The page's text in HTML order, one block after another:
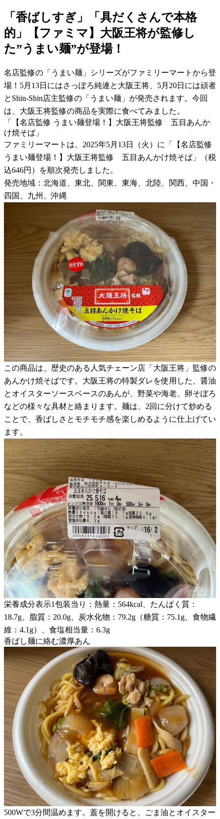
「香ばしすぎ」「具だくさんで本格
的」【ファミマ】大阪王将が監修し
た”うまい麺”が登場！
名店監修の「うまい麺」シリーズがファミリーマートから登
場！5月13日にはさっぽろ純連と大阪王将、5月20日には頑者
とShin-Shin店主監修の「うまい麺」が発売されます。今回
は、大阪王将監修の商品を実際に食べてみました。
「【名店監修 うまい麺登場！】大阪王将監修 五目あんか
け焼そば」
ファミリーマートは、2025年5月13日（火）に「【名店監修
うまい麺登場！】大阪王将監修 五目あんかけ焼そば」（税
込646円）を順次発売しました。
発売地域：北海道、東北、関東、東海、北陸、関西、中国・
四国、九州、沖縄
この商品は、歴史のある人気チェーン店「大阪王将」監修の
あんかけ焼そばです。大阪王将の特製ダレを使用した、醤油
とオイスターソースベースのあんが、野菜や海老、卵そぼろ
などの様々な具材と絡まります。麺は、2回に分けて炒める
ことで、香ばしさとモチモチ感を楽しめるように仕上げてい
ます。
栄養成分表示1包装当り：熱量：564kcal、たんぱく質：
18.7g、脂質：20.0g、炭水化物：79.2g（糖質：75.1g、食物繊
維：4.1g）、食塩相当量：6.3g
香ばし麺に絡む濃厚あん
500Wで3分間温めます。蓋を開けると、ごま油とオイスター